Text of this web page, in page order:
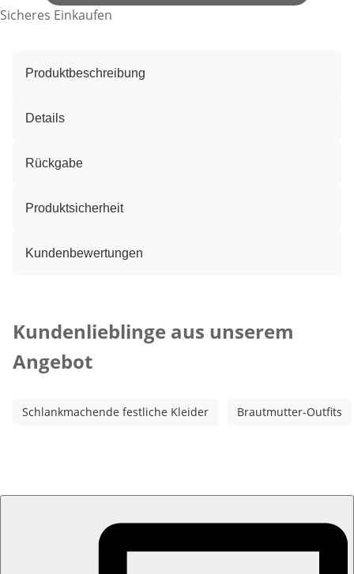
Sicheres Einkaufen
Produktbeschreibung
Details
Rückgabe
Produktsicherheit
Kundenbewertungen
Kundenlieblinge aus unserem
Angebot
Schlankmachende festliche Kleider Brautmutter-Outfits